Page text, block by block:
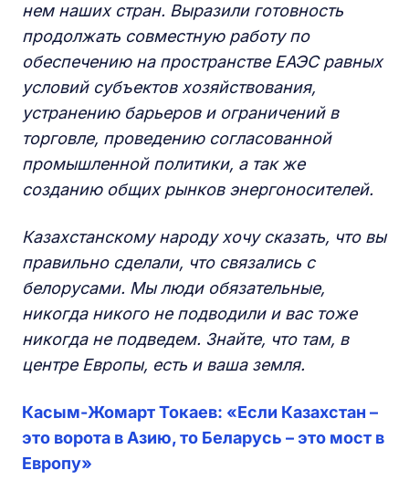
нем наших стран. Выразили готовность
продолжать совместную работу по
обеспечению на пространстве ЕАЭС равных
условий субъектов хозяйствования,
устранению барьеров и ограничений в
торговле, проведению согласованной
промышленной политики, а так же
созданию общих рынков энергоносителей.
Казахстанскому народу хочу сказать, что вы
правильно сделали, что связались с
белорусами. Мы люди обязательные,
никогда никого не подводили и вас тоже
никогда не подведем. Знайте, что там, в
центре Европы, есть и ваша земля.
Касым-Жомарт Токаев: «Если Казахстан –
это ворота в Азию, то Беларусь – это мост в
Европу»